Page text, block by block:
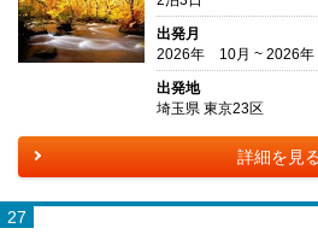
出発月
2026年 10月 ~ 2026
出発地
埼玉県 東京23区
詳細を見
27